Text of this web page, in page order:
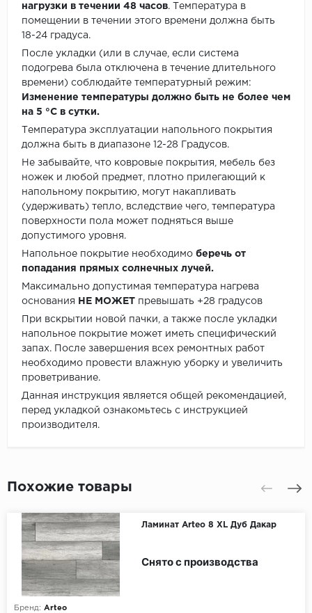
нагрузки в течении 48 часов. Температура в
помещении в течении этого времени должна быть
18-24 градуса.
После укладки (или в случае, если система
подогрева была отключена в течение длительного
времени) соблюдайте температурный режим:
Изменение температуры должно быть не более чем
на 5 °C в сутки.
Температура эксплуатации напольного покрытия
должна быть в диапазоне 12-28 Градусов.
Не забывайте, что ковровые покрытия, мебель без
ножек и любой предмет, плотно прилегающий к
напольному покрытию, могут накапливать
(удерживать) тепло, вследствие чего, температура
поверхности пола может подняться выше
допустимого уровня.
Напольное покрытие необходимо беречь от
попадания прямых солнечных лучей.
Максимально допустимая температура нагрева
основания
НЕ МОЖЕТ превышать +28 градусов
При вскрытии новой пачки, а также после укладки
напольное покрытие может иметь специфический
запах. После завершения всех ремонтных работ
необходимо провести влажную уборку и увеличить
проветривание.
Данная инструкция является общей рекомендацией,
перед укладкой ознакомьтесь с инструкцией
производителя.
Похожие товары
Ламинат Arteo 8 XL Дуб Дакар
Бренд: Arteo
Снято с производства